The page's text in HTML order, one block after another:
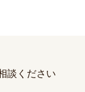
談ください